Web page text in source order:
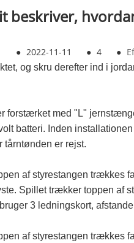
beskriver,
● 2022-11-11 ● 4 ●
og skru derefter ind i
forstærket med "L"
batteri. Inden
tårntønden er rejst.
af ​​styrestangen trækkes
Spillet trækker toppen af
3 ledningskort,
af ​​styrestangen trækkes